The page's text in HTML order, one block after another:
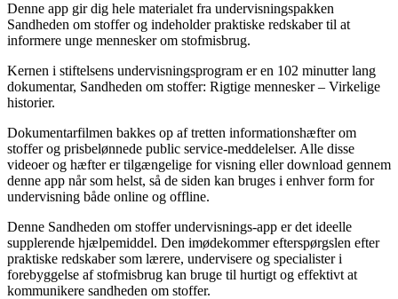
Denne app gir dig hele materialet fra undervisningspakken
Sandheden om stoffer og indeholder praktiske redskaber til at
informere unge mennesker om stofmisbrug.
Kernen i stiftelsens undervisningsprogram er en 102 minutter lang
dokumentar, Sandheden om stoffer: Rigtige mennesker – Virkelige
historier.
Dokumentarfilmen bakkes op af tretten informationshæfter om
stoffer og prisbelønnede public service-meddelelser. Alle disse
videoer og hæfter er tilgængelige for visning eller download gennem
denne app når som helst, så de siden kan bruges i enhver form for
undervisning både online og offline.
Denne Sandheden om stoffer undervisnings-app er det ideelle
supplerende hjælpemiddel. Den imødekommer efterspørgslen efter
praktiske redskaber som lærere, undervisere og specialister i
forebyggelse af stofmisbrug kan bruge til hurtigt og effektivt at
kommunikere sandheden om stoffer.